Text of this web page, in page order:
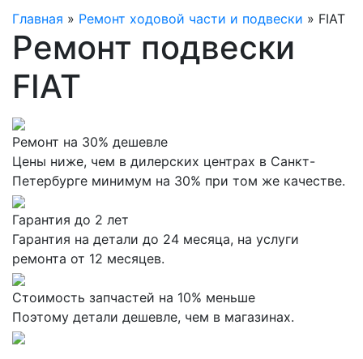
Главная » Ремонт ходовой части и подвески » FIAT
Ремонт подвески
FIAT
Ремонт на 30% дешевле
Цены ниже, чем в дилерских центрах в Санкт-
Петербурге минимум на 30% при том же качестве.
Гарантия до 2 лет
Гарантия на детали до 24 месяца, на услуги
ремонта от 12 месяцев.
Стоимость запчастей на 10% меньше
Поэтому детали дешевле, чем в магазинах.